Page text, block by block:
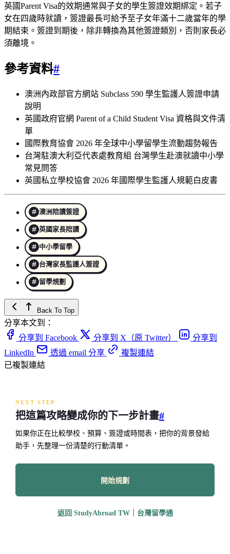
英國Parent Visa的效期通常與子女的學生簽證效期綁定。若子
女在四歲時就讀，簽證最長可給予至子女年滿十二歲當年的學
期結束。簽證到期後，除非轉換為其他簽證類別，否則家長必
須離境。
參考資料#
澳洲內政部官方網站 Subclass 590 學生監護人簽證申請
說明
英國政府官網 Parent of a Child Student Visa 資格與文件清
單
國際教育協會 2026 年全球中小學留學生流動趨勢報告
台灣駐澳大利亞代表處教育組 台灣學生赴澳就讀中小學
常見問答
英國私立學校協會 2026 年國際學生監護人規範白皮書
澳洲陪讀簽證
英國家長陪讀
中小學留學
台灣家長監護人簽證
留學規劃
Back To Top
分享本文到：
分享到 Facebook
分享到 X（原 Twitter）
分享到
LinkedIn
透過 email 分享
複製連結
已複製連結
NEXT STEP
把這篇攻略變成你的下一步計畫#
如果你正在比較學校、預算、簽證或時間表，把你的背景發給
助手，先整理一份清楚的行動清單。
開始規劃
返回 StudyAbroad TW｜台灣留學通